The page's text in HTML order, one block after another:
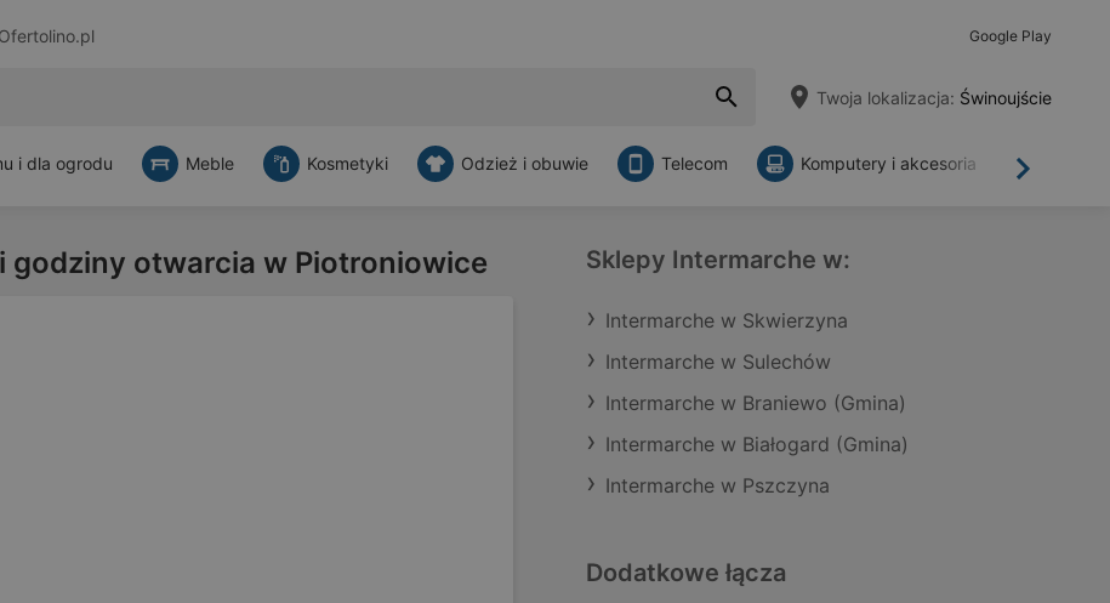
Ofertolino.pl Google Play
Twoja lokalizacja: Świnoujście
Dalej
i dla ogrodu Meble Kosmetyki Odzież i obuwie Telecom Komputery i akcesoria
otwarcia w Piotroniowice Sklepy Intermarche w:
Intermarche w Skwierzyna
Intermarche w Sulechów
Intermarche w Braniewo (Gmina)
Intermarche w Białogard (Gmina)
Intermarche w Pszczyna
Dodatkowe łącza